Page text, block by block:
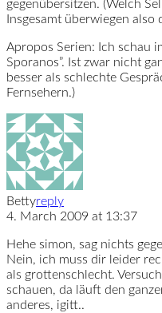
gegenübersitzen. (Welch
Insgesamt überwiegen also
Apropos Serien: Ich schau
Sporanos”. Ist zwar nicht
besser als schlechte
Fernsehern.)
Bettyreply
4. March 2009 at 13:37
Hehe simon, sag nichts
Nein, ich muss dir leider
als grottenschlecht.
schauen, da läuft den
anderes, igitt..